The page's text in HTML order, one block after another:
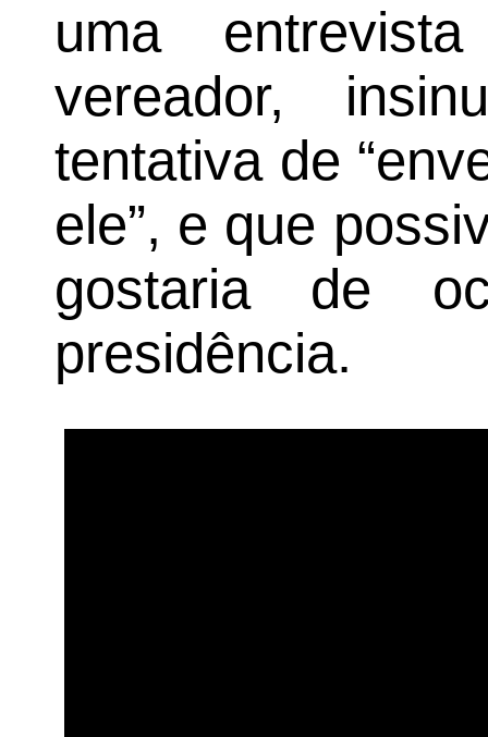
uma
vereador,
tentativa de
ele”, e que
gostaria de
presidência.